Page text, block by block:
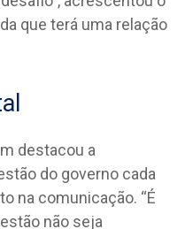
que terá uma relação
destacou a
do governo cada
na comunicação. “É
não seja